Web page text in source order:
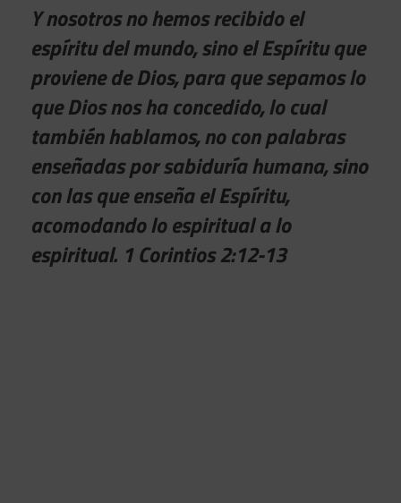
Y nosotros no hemos recibido el
espíritu del mundo, sino el Espíritu que
proviene de Dios, para que sepamos lo
que Dios nos ha concedido, lo cual
también hablamos, no con palabras
enseñadas por sabiduría humana, sino
con las que enseña el Espíritu,
acomodando lo espiritual a lo
espiritual. 1 Corintios 2:12-13